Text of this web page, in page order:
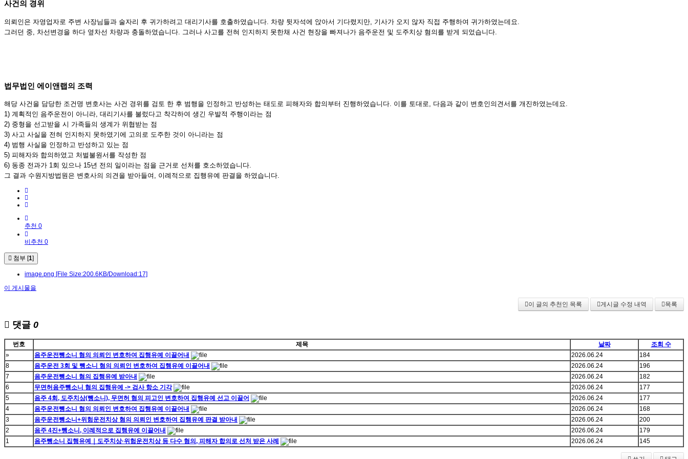
사건의 경위
의뢰인은 자영업자로 주변 사장님들과 술자리 후 귀가하려고 대리기사를 호출하였습니다. 차량 뒷자석에 앉아서 기다렸지만, 기사가 오지 않자 직접 주행하여 귀가하였는데요.
그러던 중, 차선변경을 하다 옆차선 차량과 충돌하였습니다. 그러나 사고를 전혀 인지하지 못한채 사건 현장을 빠져나가 음주운전 및 도주치상 혐의를 받게 되었습니다.
법무법인 에이앤랩의 조력
해당 사건을 담당한 조건명 변호사는 사건 경위를 검토 한 후 범행을 인정하고 반성하는 태도로 피해자와 합의부터 진행하였습니다. 이를 토대로, 다음과 같이 변호인의견서를 개진하였는데요.
1) 계획적인 음주운전이 아니라, 대리기사를 불렀다고 착각하여 생긴 우발적 주행이라는 점
2) 중형을 선고받을 시 가족들의 생계가 위협받는 점
3) 사고 사실을 전혀 인지하지 못하였기에 고의로 도주한 것이 아니라는 점
4) 범행 사실을 인정하고 반성하고 있는 점
5) 피해자와 합의하였고 처벌불원서를 작성한 점
6) 동종 전과가 1회 있으나 15년 전의 일이라는 점을 근거로 선처를 호소하였습니다.
그 결과 수원지방법원은 변호사의 의견을 받아들여, 이례적으로 집행유예 판결을 하였습니다.
추천 0
비추천 0
첨부 [1]
image.png [File Size:200.6KB/Download:17]
이 게시물을
이 글의 추천인 목록 게시글 수정 내역 목록
댓글 0
번호 제목 날짜
조회 수
»
음주운전뺑소니 혐의 의뢰인 변호하여 집행유예 이끌어내 2026.06.24
184
8
음주운전 3회 및 뺑소니 혐의 의뢰인 변호하여 집행유예 이끌어내 2026.06.24
196
7
음주운전뺑소니 혐의 집행유예 받아내 2026.06.24
182
6
무면허음주뺑소니 혐의 집행유예 -> 검사 항소 기각 2026.06.24
177
5
음주 4회, 도주치상(뺑소니), 무면허 혐의 피고인 변호하여 집행유예 선고 이끌어 2026.06.24
177
4
음주운전뺑소니 혐의 의뢰인 변호하여 집행유예 이끌어내 2026.06.24
168
3
음주운전뺑소니+위험운전치상 혐의 의뢰인 변호하여 집행유예 판결 받아내 2026.06.24
200
2
음주 4진+뺑소니, 이례적으로 집행유예 이끌어내 2026.06.24
179
1
음주뺑소니 집행유예｜도주치상·위험운전치상 등 다수 혐의, 피해자 합의로 선처 받은 사례 2026.06.24 145